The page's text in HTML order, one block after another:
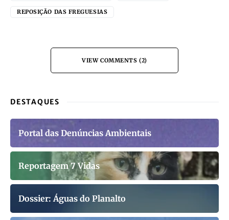
REPOSIÇÃO DAS FREGUESIAS
VIEW COMMENTS (2)
DESTAQUES
Portal das Denúncias Ambientais
Reportagem 7 Vidas
Dossier: Águas do Planalto